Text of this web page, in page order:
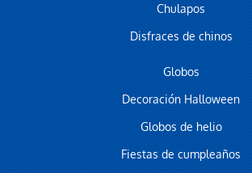
Chulapos
Disfraces de chinos
Globos
Decoración Halloween
Globos de helio
Fiestas de cumpleaños